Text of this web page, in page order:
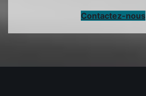
Contactez-nous